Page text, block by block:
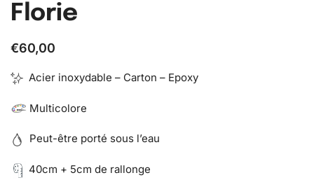
Florie
€60,00
Acier inoxydable – Carton – Epoxy
Multicolore
Peut-être porté sous l’eau
40cm + 5cm de rallonge